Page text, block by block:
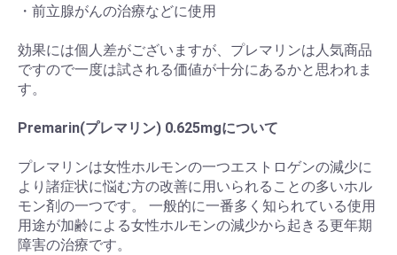
・前立腺がんの治療などに使用
効果には個人差がございますが、プレマリンは人気商品
ですので一度は試される価値が十分にあるかと思われま
す。
Premarin(プレマリン) 0.625mgについて
プレマリンは女性ホルモンの一つエストロゲンの減少に
より諸症状に悩む方の改善に用いられることの多いホル
モン剤の一つです。 一般的に一番多く知られている使用
用途が加齢による女性ホルモンの減少から起きる更年期
障害の治療です。